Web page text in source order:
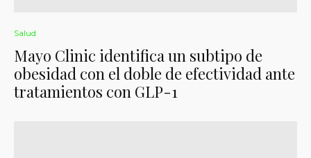
Salud
Mayo Clinic identifica un subtipo de
obesidad con el doble de efectividad ante
tratamientos con GLP-1